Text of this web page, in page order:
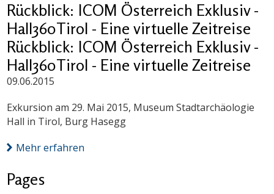
Rückblick: ICOM Österreich Exklusiv -
Hall360Tirol - Eine virtuelle Zeitreise
Rückblick: ICOM Österreich Exklusiv -
Hall360Tirol - Eine virtuelle Zeitreise
09.06.2015
Exkursion am 29. Mai 2015, Museum Stadtarchäologie
Hall in Tirol, Burg Hasegg
Mehr erfahren
Pages